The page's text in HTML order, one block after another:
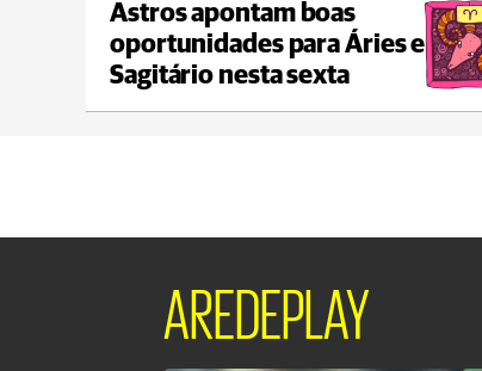
Astros apontam boas
oportunidades para Áries e
Sagitário nesta sexta
Ponta Grossa
max 21°C min 18°C
AREDEPLAY